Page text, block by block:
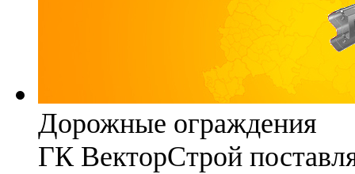
Дорожные ограждения
ГК ВекторСтрой